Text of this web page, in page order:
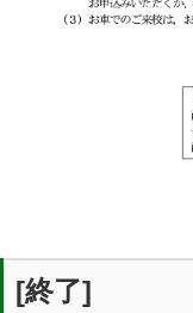
[終了]